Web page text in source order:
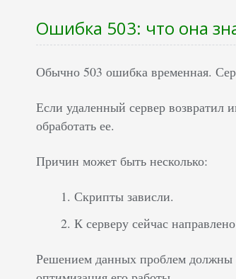
Ошибка 503: что она
Обычно 503 ошибка временная.
Если удаленный сервер возвратил
обработать ее.
Причин может быть несколько:
Скрипты зависли.
К серверу сейчас
Решением данных проблем должны